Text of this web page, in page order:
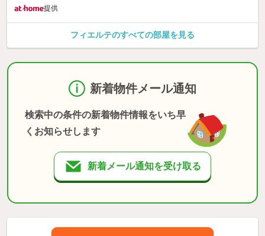
提供
フィエルテのすべての部屋を見る
新着物件メール通知
検索中の条件の新着物件情報をいち早
くお知らせします
新着メール通知を受け取る